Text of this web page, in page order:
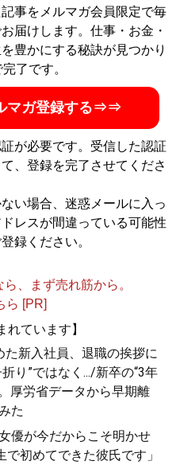
事をメルマガ会員限定で毎
届けします。仕事・お金・
豊かにする秘訣が見つかり
了です。
マガ登録する⇒⇒
が必要です。受信した認証
、登録を完了させてくださ
い場合、迷惑メールに入っ
レスが間違っている可能性
録ください。
、まず売れ筋から。
ら [PR]
れています】
新入社員、退職の挨拶に
り”ではなく.../新卒の“3年
厚労省データから早期離
た
優が今だからこそ明かせ
で初めてできた彼氏です」